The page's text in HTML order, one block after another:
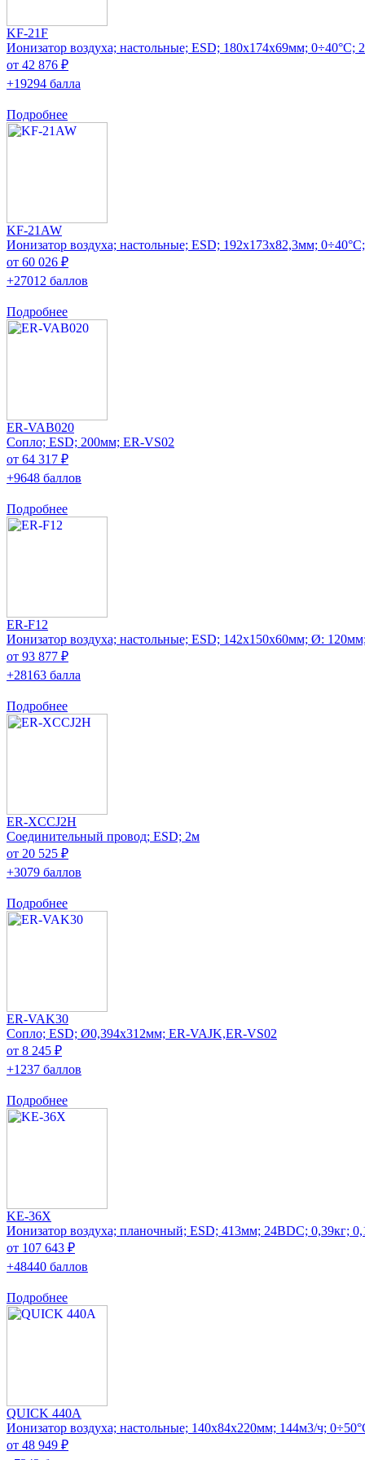
KF-21F
Ионизатор воздуха; настольные; ESD; 180x174x69мм; 0÷40°C;
от 42 876 ₽
+19294 балла
Подробнее
KF-21AW
Ионизатор воздуха; настольные; ESD; 192x173x82,3мм;
от 60 026 ₽
+27012 баллов
Подробнее
ER-VAB020
Сопло; ESD; 200мм; ER-VS02
от 64 317 ₽
+9648 баллов
Подробнее
ER-F12
Ионизатор воздуха; настольные; ESD; 142x150x60мм; Ø:
от 93 877 ₽
+28163 балла
Подробнее
ER-XCCJ2H
Соединительный провод; ESD; 2м
от 20 525 ₽
+3079 баллов
Подробнее
ER-VAK30
Сопло; ESD; Ø0,394x312мм; ER-VAJK,ER-VS02
от 8 245 ₽
+1237 баллов
Подробнее
KE-36X
Ионизатор воздуха; планочный; ESD; 413мм; 24ВDC; 0,39кг;
от 107 643 ₽
+48440 баллов
Подробнее
QUICK 440A
Ионизатор воздуха; настольные; 140x84x220мм; 144м3/ч;
от 48 949 ₽